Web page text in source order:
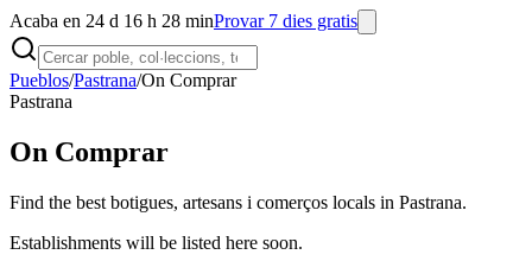
Acaba en 24 d 16 h 28 minProvar 7 dies gratis
Pueblos/Pastrana/On Comprar
Pastrana
On Comprar
Find the best botigues, artesans i comerços locals in Pastrana.
Establishments will be listed here soon.